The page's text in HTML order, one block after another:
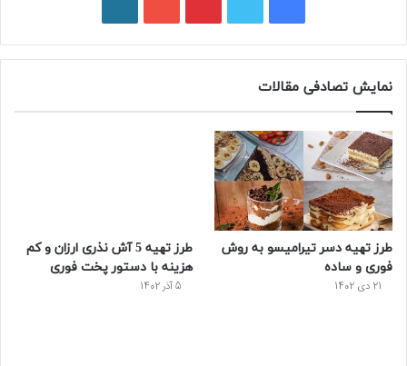
ی
س
ب
و
ک
و
ی
ت
ر
ی
ت
ت
و
ی
ر
پ
نمایش تصادفی مقالات
طرز تهیه دسر تیرامیسو به روش
فوری و ساده
21 دی 1402
طرز تهیه 5 آش نذری ارزان و کم
هزینه با دستور پخت فوری
5 آذر 1402